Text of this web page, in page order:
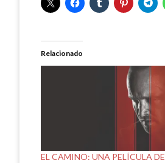
Relacionado
EL CAMINO: UNA PELÍCULA DE